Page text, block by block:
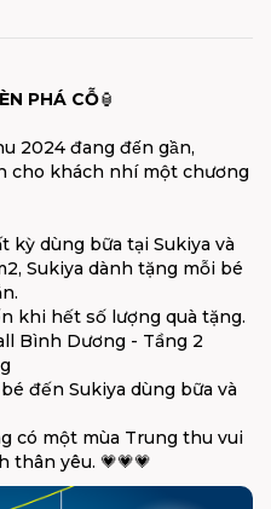
PHÁ CỖ🏮
2024 đang đến gần,
cho khách nhí một chương
kỳ dùng bữa tại Sukiya và
Sukiya dành tặng mỗi bé
khi hết số lượng quà tặng.
Bình Dương - Tầng 2
đến Sukiya dùng bữa và
có một mùa Trung thu vui
thân yêu. 💗💗💗